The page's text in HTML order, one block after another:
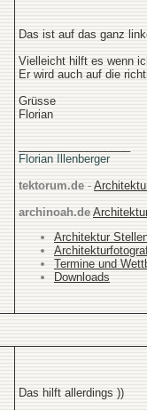
Das ist auf das ganz
Vielleicht hilft es wenn
Er wird auch auf die
Grüsse
Florian
Florian Illenberger
tektorum.de -
archinoah.de
Architektur
Termine und
Downloads
Das hilft allerdings ))